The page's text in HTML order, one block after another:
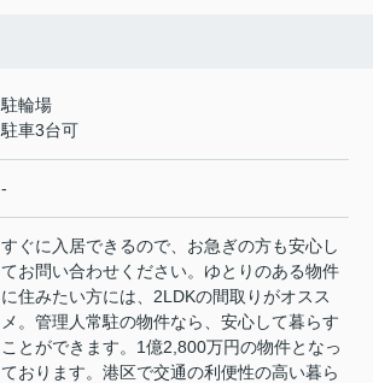
駐輪場
駐車3台可
-
すぐに入居できるので、お急ぎの方も安心し
てお問い合わせください。ゆとりのある物件
に住みたい方には、2LDKの間取りがオスス
メ。管理人常駐の物件なら、安心して暮らす
ことができます。1億2,800万円の物件となっ
ております。港区で交通の利便性の高い暮ら